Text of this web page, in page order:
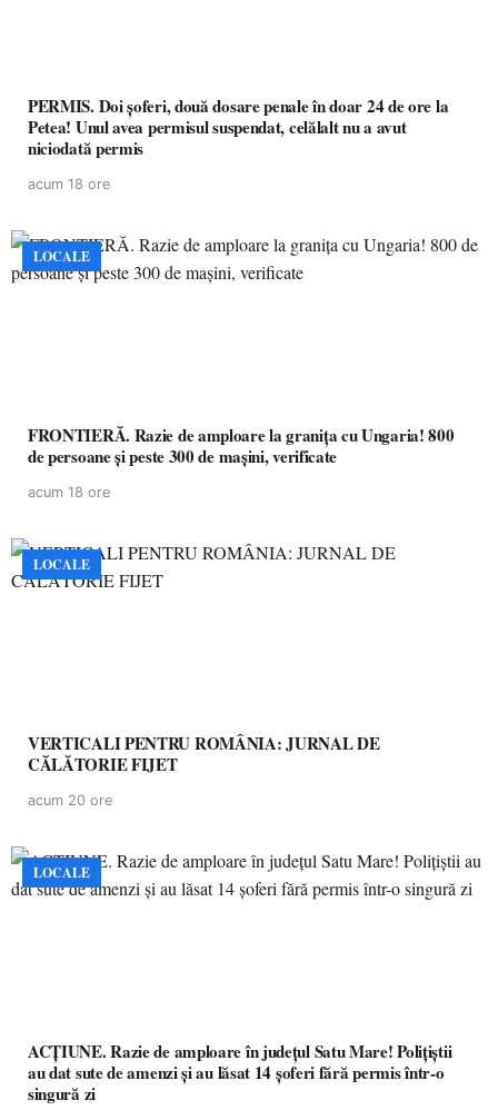
PERMIS. Doi șoferi, două dosare penale în doar 24 de ore la
Petea! Unul avea permisul suspendat, celălalt nu a avut
niciodată permis
acum 18 ore
LOCALE
FRONTIERĂ. Razie de amploare la granița cu Ungaria! 800
de persoane și peste 300 de mașini, verificate
acum 18 ore
LOCALE
VERTICALI PENTRU ROMÂNIA: JURNAL DE
CĂLĂTORIE FIJET
acum 20 ore
LOCALE
ACȚIUNE. Razie de amploare în județul Satu Mare! Polițiștii
au dat sute de amenzi și au lăsat 14 șoferi fără permis într-o
singură zi